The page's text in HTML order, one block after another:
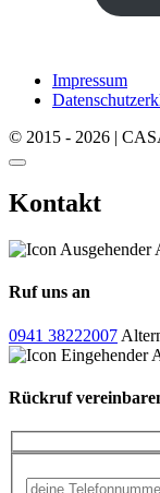
Impressum
© 2015 - 2026 |
Kontakt
Ruf uns an
0941 38222007
Rückruf